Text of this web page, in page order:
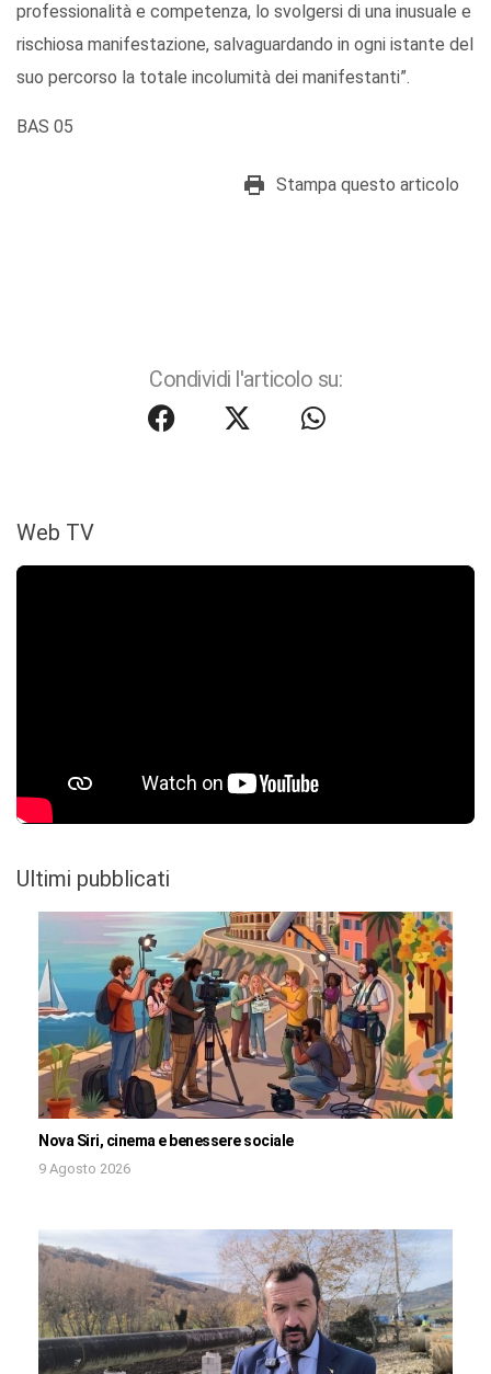
professionalità e competenza, lo svolgersi di una inusuale e
rischiosa manifestazione, salvaguardando in ogni istante del
suo percorso la totale incolumità dei manifestanti”.
BAS 05
Stampa questo articolo
Condividi l'articolo su:
Web TV
Ultimi pubblicati
Nova Siri, cinema e benessere sociale
9 Agosto 2026